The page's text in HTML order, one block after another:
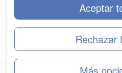
Copyright 2000-2026
Fermín Caballero, 62 - 28034
Rechazar
Aceptar